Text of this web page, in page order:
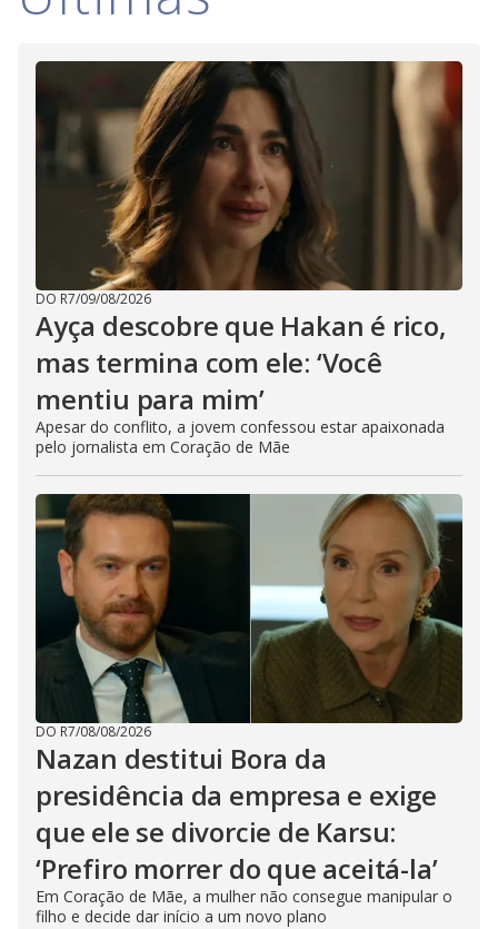
DO R7/09/08/2026
Ayça descobre que Hakan é rico,
mas termina com ele: ‘Você
mentiu para mim’
Apesar do conflito, a jovem confessou estar apaixonada
pelo jornalista em Coração de Mãe
DO R7/08/08/2026
Nazan destitui Bora da
presidência da empresa e exige
que ele se divorcie de Karsu:
‘Prefiro morrer do que aceitá-la’
Em Coração de Mãe, a mulher não consegue manipular o
filho e decide dar início a um novo plano